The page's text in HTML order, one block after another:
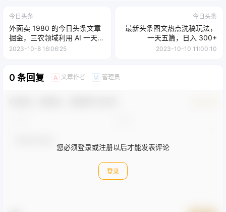
今日头条
外面卖 1980 的今日头条文章
掘金，三农领域利用 AI 一天
20 篇，轻松月入过万
2023-10-8 16:06:25
今日头条
最新头条图文热点洗稿玩法，
一天五篇，日入 300+
2023-10-10 11:00:10
0 条回复 A 文章作者 M 管理员
您必须登录或注册以后才能发表评论
登录